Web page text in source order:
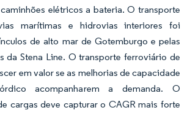
elétricos a bateria. O transporte
marítimas e hidrovias interiores foi
de alto mar de Gotemburgo e pelas
da Stena Line. O transporte ferroviário de
em valor se as melhorias de capacidade
acompanharem a demanda. O
cargas deve capturar o CAGR mais forte